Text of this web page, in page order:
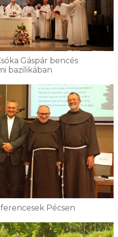
Gáspár bencés
bazilikában
Pécsen